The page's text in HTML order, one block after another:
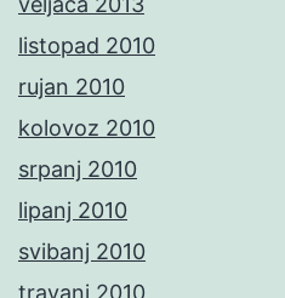
listopad 2010
rujan 2010
kolovoz 2010
srpanj 2010
lipanj 2010
svibanj 2010